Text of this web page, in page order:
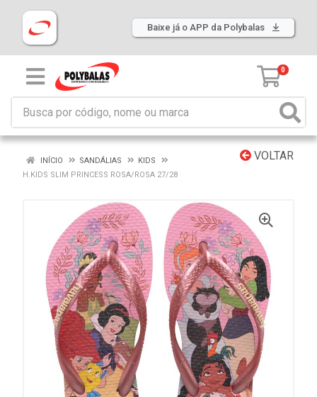
Baixe já o APP da Polybalas
0
VOLTAR
INÍCIO SANDÁLIAS
KIDS
H.KIDS SLIM PRINCESS ROSA/ROSA 27/28